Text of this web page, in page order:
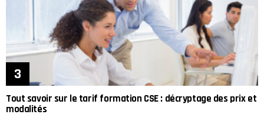
Tout savoir sur le tarif formation CSE : décryptage des prix et
modalités